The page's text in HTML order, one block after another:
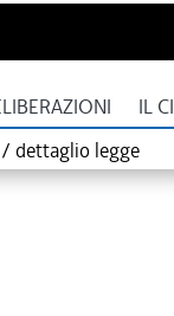
IL
/ dettaglio legge